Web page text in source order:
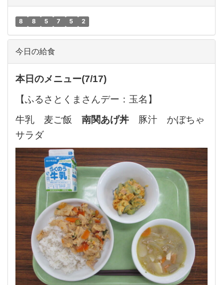
8 8 5 7 5 2
今日の給食
本日のメニュー(7/17)
【ふるさとくまさんデー：玉名】
牛乳 麦ご飯 南関あげ丼 豚汁 かぼちゃ
サラダ